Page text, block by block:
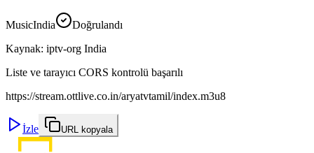
MusicIndia
Doğrulandı
Kaynak: iptv-org India
Liste ve tarayıcı CORS kontrolü başarılı
https://stream.ottlive.co.in/aryatvtamil/index.m3u8
İzle URL kopyala